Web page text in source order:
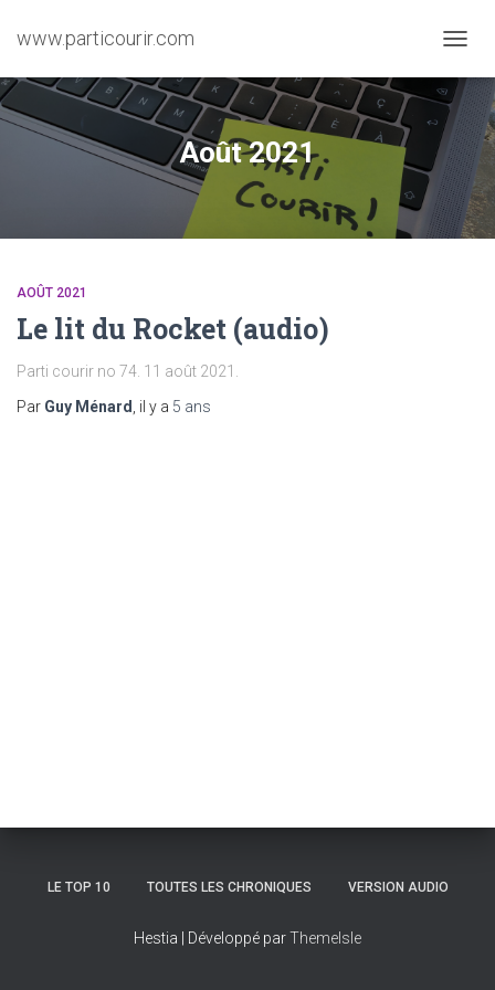
www.particourir.com
LA
Août 2021
AOÛT 2021
Le lit du Rocket (audio)
Parti courir no 74. 11 août 2021.
Par Guy Ménard , il y a 5 ans
LE TOP 10 TOUTES LES CHRONIQUES VERSION AUDIO
Hestia | Développé parThemeIsle